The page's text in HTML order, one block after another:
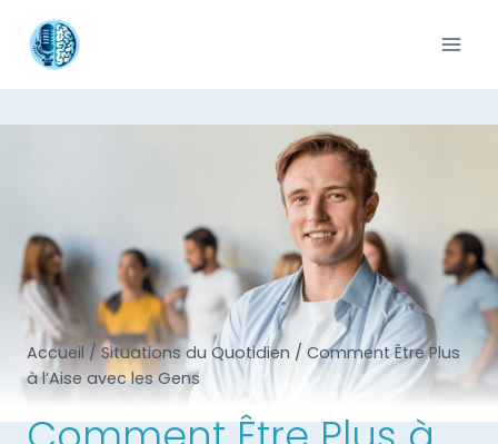
Accueil / Situations du Quotidien / Comment Être Plus
à l’Aise avec les Gens